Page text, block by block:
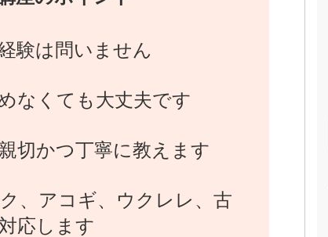
験は問いません
なくても大丈夫です
切かつ丁寧に教えます
、アコギ、ウクレレ、古
応します